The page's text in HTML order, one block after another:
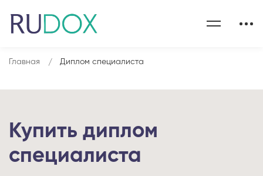
Главная Диплом специалиста
Купить диплом
специалиста